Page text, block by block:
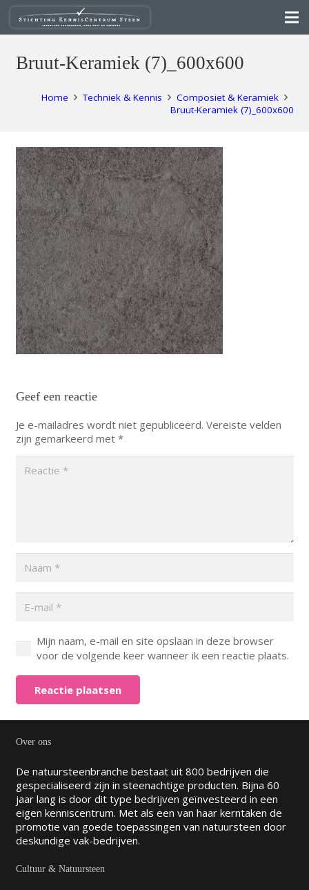
Bruut-Keramiek (7)_600x600
Home Techniek & Kennis
Composiet & Keramiek
Bruut-Keramiek (7)_600x600
Geef een reactie
Je e-mailadres wordt niet gepubliceerd. Vereiste velden
zijn gemarkeerd met *
Mijn naam, e-mail en site opslaan in deze browser
voor de volgende keer wanneer ik een reactie plaats.
Reactie plaatsen
Over ons
De natuursteenbranche bestaat uit 800 bedrijven die
gespecialiseerd zijn in steenachtige producten. Bijna 60
jaar lang is door dit type bedrijven geïnvesteerd in een
eigen kenniscentrum. Met als een van haar kerntaken de
promotie van goede toepassingen van natuursteen door
deskundige vak-bedrijven.
Cultuur & Natuursteen